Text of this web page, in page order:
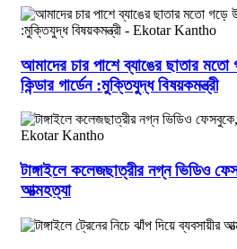
আমাদের চার পাশে ব্যাঙের ছাতার মতো
কিন্ডার গার্ডেন :মুক্তিযুদ্ধ বিষয়কমন্ত্রী
টাঙ্গাইলে কলেজছাত্রীর নগ্ন ভিডিও
আত্মহত্যা